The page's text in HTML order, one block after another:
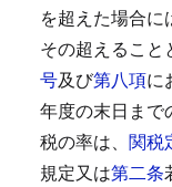
を超えた場合に
その超えること
号及び第八項に
年度の末日まで
税の率は、 関税
規定又は第二条